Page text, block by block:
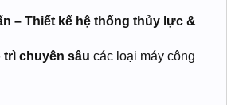
– Thiết kế hệ thống thủy lực &
chuyên sâu các loại máy công